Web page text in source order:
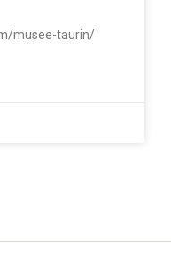
musee-taurin/